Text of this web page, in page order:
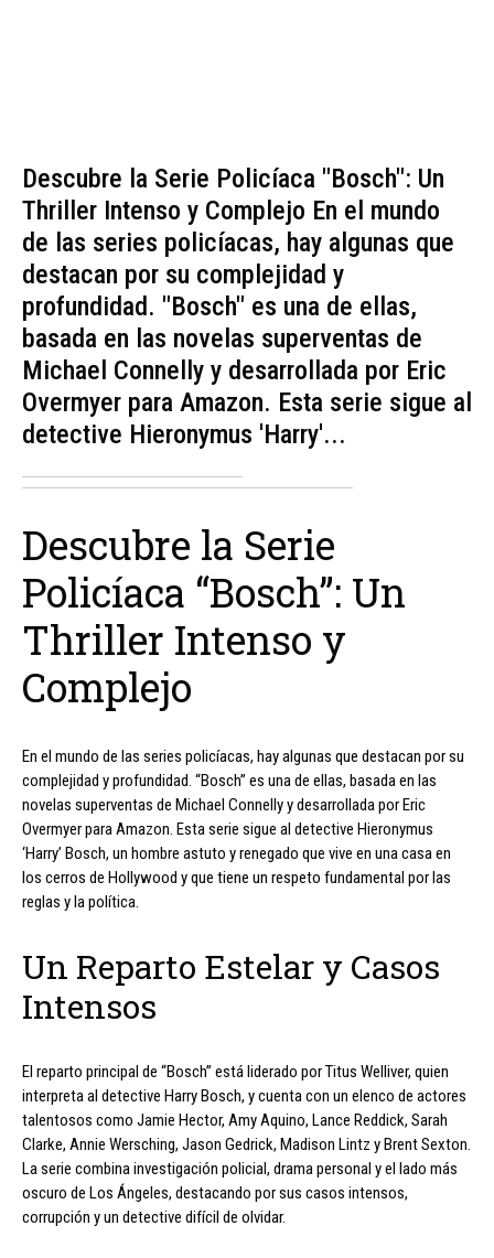
Descubre la Serie Policíaca "Bosch": Un
Thriller Intenso y Complejo En el mundo
de las series policíacas, hay algunas que
destacan por su complejidad y
profundidad. "Bosch" es una de ellas,
basada en las novelas superventas de
Michael Connelly y desarrollada por Eric
Overmyer para Amazon. Esta serie sigue al
detective Hieronymus 'Harry'...
Descubre la Serie
Policíaca “Bosch”: Un
Thriller Intenso y
Complejo
En el mundo de las series policíacas, hay algunas que destacan por su
complejidad y profundidad. “Bosch” es una de ellas, basada en las
novelas superventas de Michael Connelly y desarrollada por Eric
Overmyer para Amazon. Esta serie sigue al detective Hieronymus
‘Harry’ Bosch, un hombre astuto y renegado que vive en una casa en
los cerros de Hollywood y que tiene un respeto fundamental por las
reglas y la política.
Un Reparto Estelar y Casos
Intensos
El reparto principal de “Bosch” está liderado por Titus Welliver, quien
interpreta al detective Harry Bosch, y cuenta con un elenco de actores
talentosos como Jamie Hector, Amy Aquino, Lance Reddick, Sarah
Clarke, Annie Wersching, Jason Gedrick, Madison Lintz y Brent Sexton.
La serie combina investigación policial, drama personal y el lado más
oscuro de Los Ángeles, destacando por sus casos intensos,
corrupción y un detective difícil de olvidar.